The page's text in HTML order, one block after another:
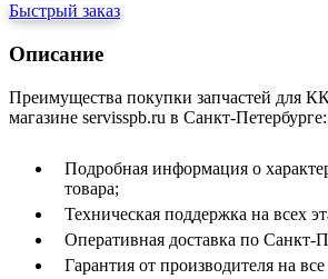
Быстрый заказ
Описание
Преимущества покупки запчастей для
магазине servisspb.ru в Санкт-Петербурге:
Подробная информация о
товара;
Техническая поддержка на всех
Оперативная доставка по Санкт-
Гарантия от производителя на